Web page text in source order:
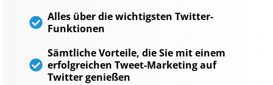
Alles über die wichtigsten Twitter-
Funktionen
Sämtliche Vorteile, die Sie mit einem
erfolgreichen Tweet-Marketing auf
Twitter genießen